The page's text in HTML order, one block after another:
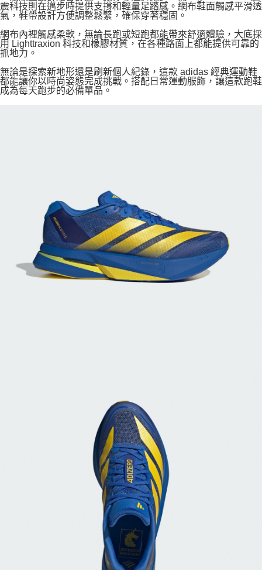
震科技則在邁步時提供支撐和輕量足踏感。網布鞋面觸感平滑透
氣，鞋帶設計方便調整鬆緊，確保穿著穩固。
網布內裡觸感柔軟，無論長跑或短跑都能帶來舒適體驗，大底採
用 Lighttraxion 科技和橡膠材質，在各種路面上都能提供可靠的
抓地力。
無論是探索新地形還是刷新個人紀錄，這款 adidas 經典運動鞋
都能讓你以時尚姿態完成挑戰。搭配日常運動服飾，讓這款跑鞋
成為每天跑步的必備單品。